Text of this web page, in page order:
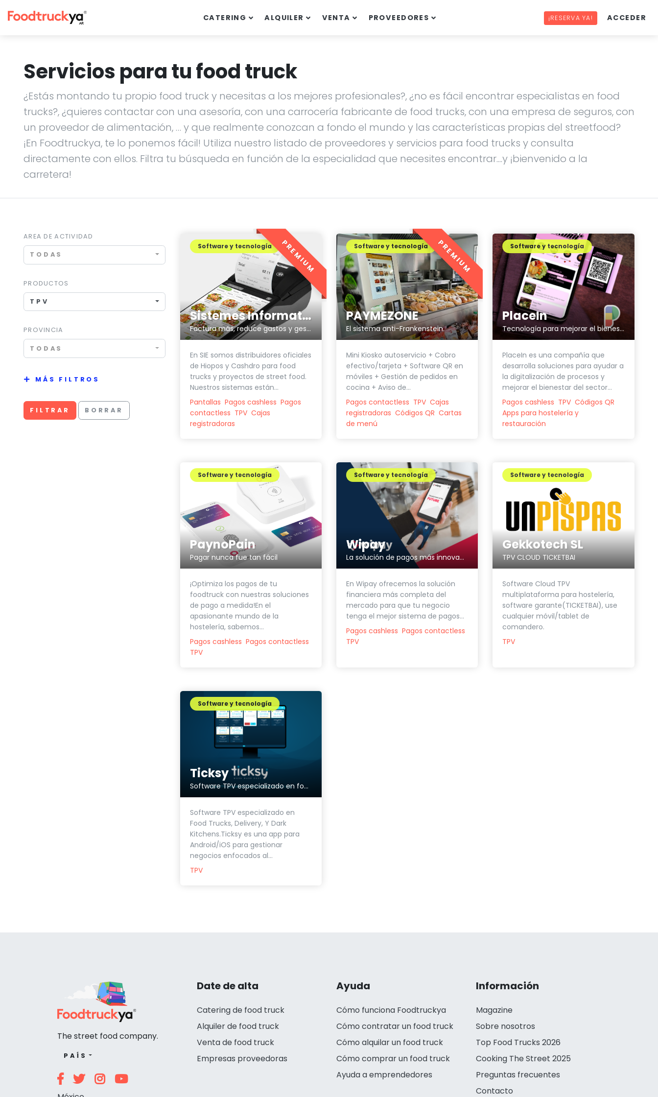
CATERING ALQUILER VENTA PROVEEDORES ¡RESERVA YA! ACCEDER
Servicios para tu food truck
¿Estás montando tu propio food truck y necesitas a los mejores profesionales?, ¿no es fácil encontrar especialistas en food
trucks?, ¿quieres contactar con una asesoría, con una carrocería fabricante de food trucks, con una empresa de seguros, con
un proveedor de alimentación, … y que realmente conozcan a fondo el mundo y las características propias del streetfood?
¡En Foodtruckya, te lo ponemos fácil! Utiliza nuestro listado de proveedores y servicios para food trucks y consulta
directamente con ellos. Filtra tu búsqueda en función de la especialidad que necesites encontrar....y ¡bienvenido a la
carretera!
AREA DE ACTIVIDAD
TODAS
PRODUCTOS
TPV
PROVINCIA
TODAS
MÁS FILTROS
FILTRAR BORRAR
Sistemes Informatics Empordà SLL
Factura más, reduce gastos y gestiona más fácilmente tu negocio
Software y tecnología
En SIE somos distribuidores oficiales
de Hiopos y Cashdro para food
trucks y proyectos de street food.
Nuestros sistemas están...
Pantallas Pagos cashless Pagos
contactless TPV Cajas
registradoras
PREMIUM
PAYMEZONE
El sistema anti-Frankenstein.
Software y tecnología
Mini Kiosko autoservicio + Cobro
efectivo/tarjeta + Software QR en
móviles + Gestión de pedidos en
cocina + Aviso de...
Pagos contactless TPV Cajas
registradoras Códigos QR Cartas
de menú
PREMIUM
PlaceIn
Tecnología para mejorar el bienestar de tu restaurante
Software y tecnología
PlaceIn es una compañía que
desarrolla soluciones para ayudar a
la digitalización de procesos y
mejorar el bienestar del sector...
Pagos cashless TPV Códigos QR
Apps para hostelería y
restauración
PaynoPain
Pagar nunca fue tan fácil
Software y tecnología
¡Optimiza los pagos de tu
foodtruck con nuestras soluciones
de pago a medida!En el
apasionante mundo de la
hostelería, sabemos...
Pagos cashless Pagos contactless
TPV
Wipay
La solución de pagos más innovadora para tu negocio
Software y tecnología
En Wipay ofrecemos la solución
financiera más completa del
mercado para que tu negocio
tenga el mejor sistema de pagos...
Pagos cashless Pagos contactless
TPV
Gekkotech SL
TPV CLOUD TICKETBAI
Software y tecnología
Software Cloud TPV
multiplataforma para hostelería,
software garante(TICKETBAI), use
cualquier móvil/tablet de
comandero.
TPV
Ticksy
Software TPV especializado en food tRucks
Software y tecnología
Software TPV especializado en
Food Trucks, Delivery, Y Dark
Kitchens.Ticksy es una app para
Android/iOS para gestionar
negocios enfocados al...
TPV
Date de alta
Catering de food truck
Alquiler de food truck
Venta de food truck
Empresas proveedoras
Ayuda
Cómo funciona Foodtruckya
Cómo contratar un food truck
Cómo alquilar un food truck
Cómo comprar un food truck
Ayuda a emprendedores
Información
Magazine
Sobre nosotros
Top Food Trucks 2026
Cooking The Street 2025
Preguntas frecuentes
Contacto
The street food company.
PAÍS